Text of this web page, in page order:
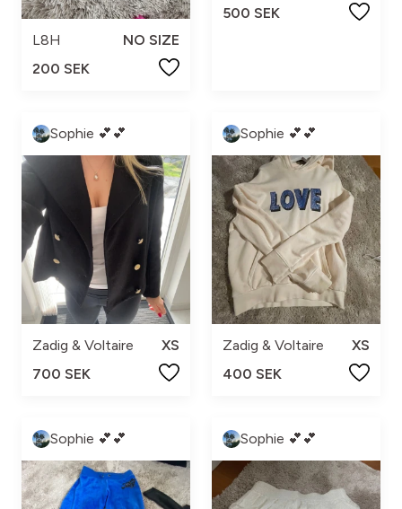
L8H
NO SIZE
200 SEK
500 SEK
Sophie 💕💕
Zadig & Voltaire
XS
700 SEK
Sophie 💕💕
Zadig & Voltaire
XS
400 SEK
Sophie 💕💕 Sophie 💕💕